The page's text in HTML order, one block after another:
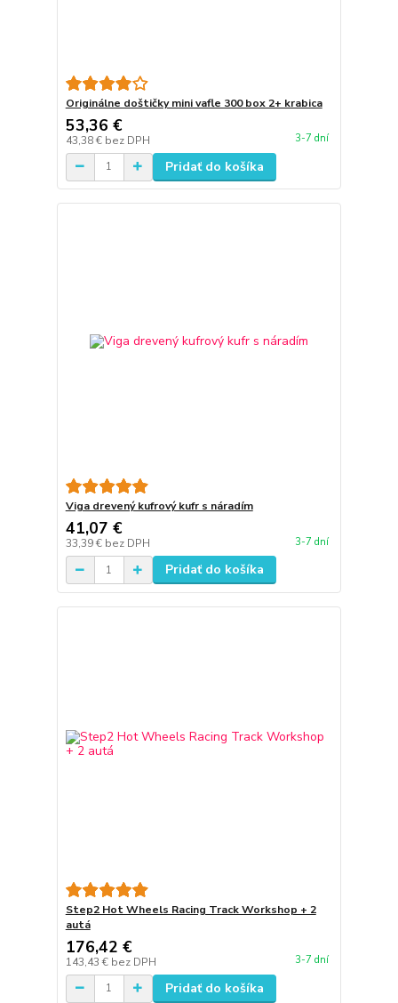
Originálne doštičky mini vafle 300 box 2+ krabica
53,36 €
43,38 € bez DPH 3-7 dní
Pridať do košíka
Viga drevený kufrový kufr s náradím
41,07 €
33,39 € bez DPH 3-7 dní
Pridať do košíka
Step2 Hot Wheels Racing Track Workshop + 2
autá
176,42 €
143,43 € bez DPH 3-7 dní
Pridať do košíka